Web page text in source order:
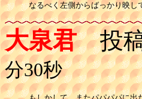
なるべく左側からばっかり映し
大泉君投稿
分30秒